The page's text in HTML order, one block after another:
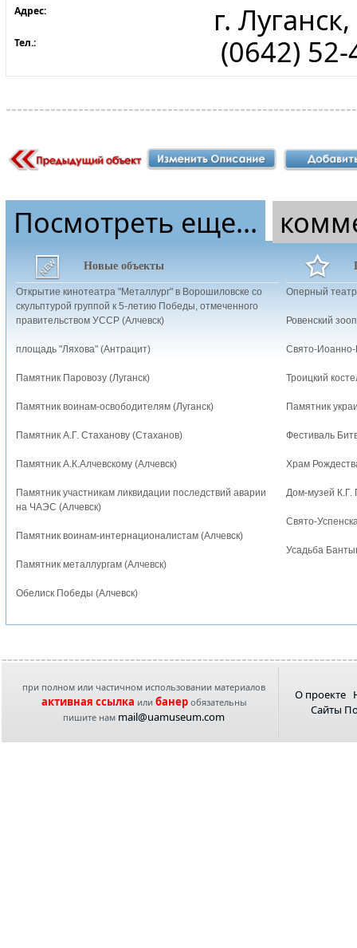
Адрес: г.
Тел.: (0642)
Посмотреть еще...
Новые объекты
Открытие кинотеатра "Металлург" в Ворошиловске со
скульптурой группой к 5-летию Победы, отмеченного
правительством УССР (Алчевск)
площадь "Ляхова" (Антрацит)
Памятник Паровозу (Луганск)
Памятник воинам-освободителям (Луганск)
Памятник А.Г. Стаханову (Стаханов)
Памятник А.К.Алчевскому (Алчевск)
Памятник участникам ликвидации последствий аварии
на ЧАЭС (Алчевск)
Памятник воинам-интернационалистам (Алчевск)
Памятник металлургам (Алчевск)
Обелиск Победы (Алчевск)
Оперный
Ровенский
Свято-Иоанно-
Троицкий
Памятник
Фестиваль
Храм
Дом-музей К.Г.
Свято-
Усадьба
при полном или частичном использовании материалов
активная ссылка или банеробязательны
пишите нам mail@uamuseum.com
О проекте
Сайты